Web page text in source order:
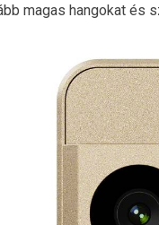
magas hangokat és